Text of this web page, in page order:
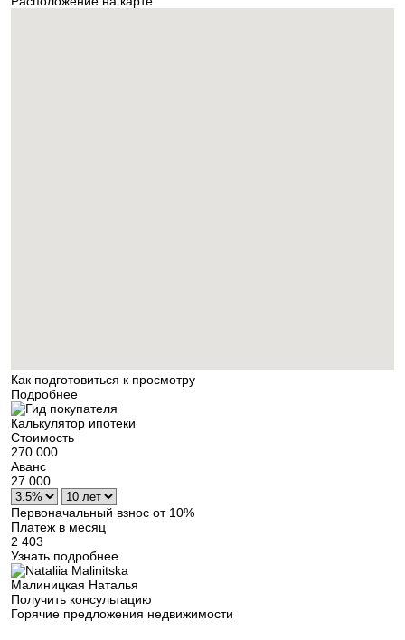
Как подготовиться к просмотру
Подробнее
Калькулятор ипотеки
Стоимость
270 000
Аванс
27 000
Первоначальный взнос от 10%
Платеж в месяц
2 403
Узнать подробнее
Малиницкая Наталья
Получить консультацию
Горячие предложения недвижимости